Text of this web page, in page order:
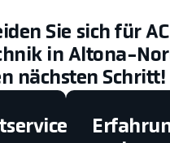
Sie sich für
in Altona-
nächsten Schritt!